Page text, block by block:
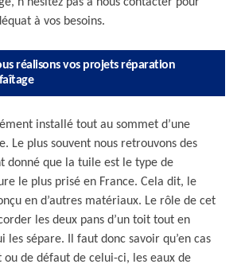
à vos besoins.
réalisons vos projets réparation
installé tout au sommet d’une
Le plus souvent nous retrouvons des
donné que la tuile est le type de
le plus prisé en France. Cela dit, le
en d’autres matériaux. Le rôle de cet
les deux pans d’un toit tout en
les sépare. Il faut donc savoir qu’en cas
ou de défaut de celui-ci, les eaux de